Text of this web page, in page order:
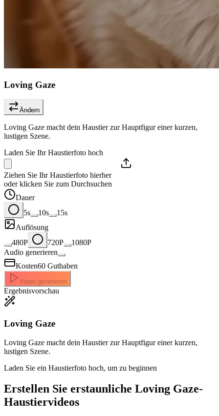
Loving Gaze
Ändern
Loving Gaze macht dein Haustier zur Hauptfigur einer kurzen,
lustigen Szene.
Laden Sie Ihr Haustierfoto hoch
Ziehen Sie Ihr Haustierfoto hierher
oder klicken Sie zum Durchsuchen
Dauer
5s
10s
15s
Auflösung
480P
720P
1080P
Audio generieren
Kosten60 Guthaben
Video generieren
Ergebnisvorschau
Loving Gaze
Loving Gaze macht dein Haustier zur Hauptfigur einer kurzen,
lustigen Szene.
Laden Sie ein Haustierfoto hoch, um zu beginnen
Erstellen Sie erstaunliche Loving Gaze-
Haustiervideos